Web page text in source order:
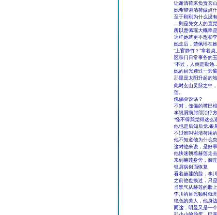
让谢清荷来负责玄
她希望谢清荷做点
至于刚刚为什么没
二则是凭女人的直
所以楚佩瑶大概率
这样她就更不想和
她走后，楚佩瑶在
“上官静竹？”拿着
区宗门日常事务的
“不过，人倒是勤勉
她的目光透过一旁
那里是太阳升起的
此时玄山灵脉之中
莲。
傀儡会说话？
不对，傀儡的嘴巴
李银屑病肘部治疗
“怪不得我觉得这么
他也是后知后觉,银
不过谁叫谢清荷用
他不知道他为什么
这对他来说，是好
他快速朝着赫莲走
来到赫莲身旁，赫
银屑病创面恢复
看着赫莲的脸，李
之前他也摸过，只
当黑气从赫莲的脸
李川的目光顿时就
绝色的美人，他身
而这，明显又是一